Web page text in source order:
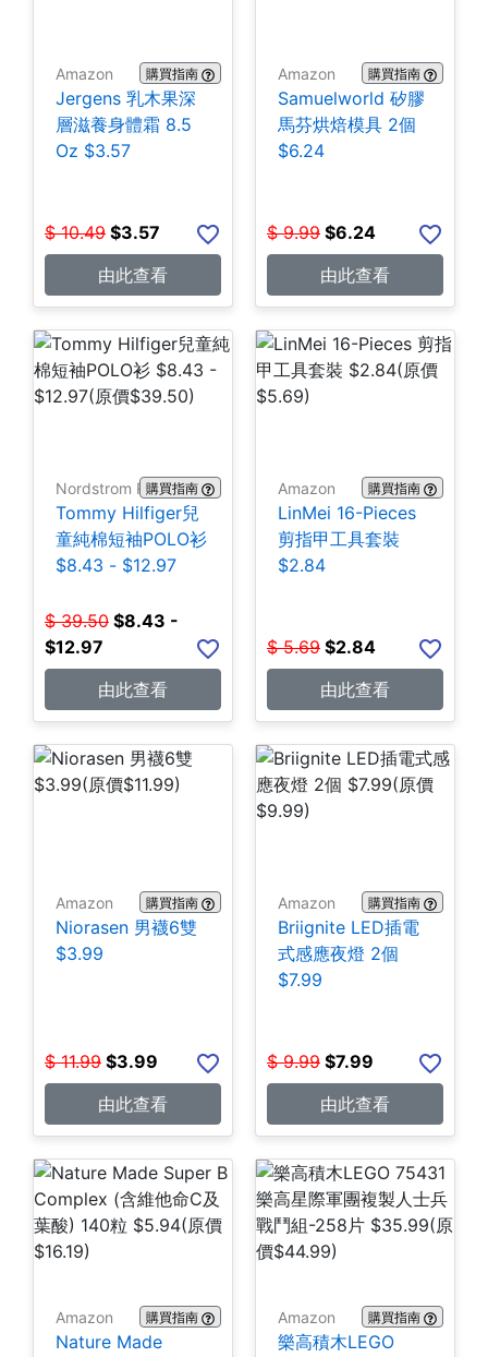
Amazon 購買指南
Jergens 乳木果深
層滋養身體霜 8.5
Oz $3.57
$ 10.49 $3.57
由此查看
Amazon 購買指南
Samuelworld 矽膠
馬芬烘焙模具 2個
$6.24
$ 9.99 $6.24
由此查看
Nordstrom Rack購買指南
Tommy Hilfiger兒
童純棉短袖POLO衫
$8.43 - $12.97
$ 39.50 $8.43 -
$12.97
由此查看
Amazon 購買指南
LinMei 16-Pieces
剪指甲工具套裝
$2.84
$ 5.69 $2.84
由此查看
Amazon 購買指南
Niorasen 男襪6雙
$3.99
$ 11.99 $3.99
由此查看
Amazon 購買指南
Briignite LED插電
式感應夜燈 2個
$7.99
$ 9.99 $7.99
由此查看
Amazon 購買指南
Nature Made
Amazon 購買指南
樂高積木LEGO